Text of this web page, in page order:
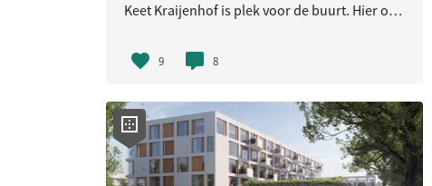
Keet Kraijenhof is plek voor de buurt. Hier ontmoet je elkaar, drink je een kopje koffie, doe je samen leuke dingen. Kortom: je wordt gezien en kijkt naar elkaar om. Eenzaamheid is een groot thema in Nijmegen. Keet Kraijenhof kan bijdragen aan het gevoel gezien en gehoord te w
9 8